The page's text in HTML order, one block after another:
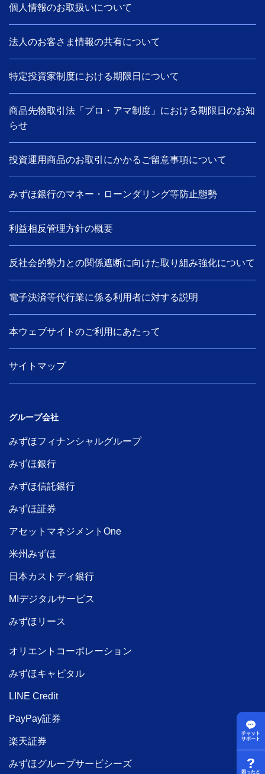
チャット
サポート
困ったと
個人情報のお取扱いについて
法人のお客さま情報の共有について
特定投資家制度における期限日について
商品先物取引法「プロ・アマ制度」における期限日のお知
らせ
投資運用商品のお取引にかかるご留意事項について
みずほ銀行のマネー・ローンダリング等防止態勢
利益相反管理方針の概要
反社会的勢力との関係遮断に向けた取り組み強化について
電子決済等代行業に係る利用者に対する説明
本ウェブサイトのご利用にあたって
サイトマップ
グループ会社
みずほフィナンシャルグループ
みずほ銀行
みずほ信託銀行
みずほ証券
アセットマネジメントOne
米州みずほ
日本カストディ銀行
MIデジタルサービス
みずほリース
オリエントコーポレーション
みずほキャピタル
LINE Credit
PayPay証券
楽天証券
みずほグループサービシーズ